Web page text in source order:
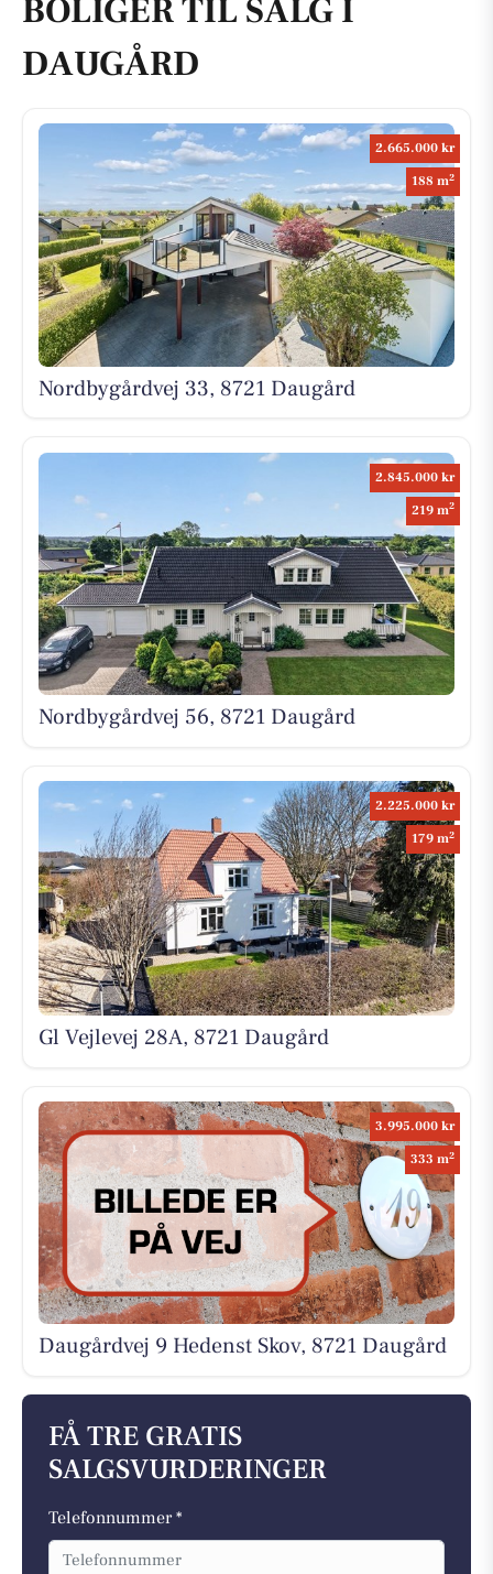
BOLIGER TIL SALG I
DAUGÅRD
2.665.000 kr
188 m2
Nordbygårdvej 33, 8721 Daugård
2.845.000 kr
219 m2
Nordbygårdvej 56, 8721 Daugård
2.225.000 kr
179 m2
Gl Vejlevej 28A, 8721 Daugård
3.995.000 kr
333 m2
Daugårdvej 9 Hedenst Skov, 8721 Daugård
FÅ TRE GRATIS
SALGSVURDERINGER
Telefonnummer *